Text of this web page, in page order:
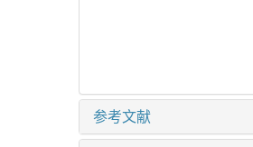
参考文献